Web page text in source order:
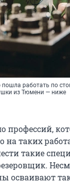
пошла работать по
из Тюмени — ниже
профессий,
на таких
такие
осваивают